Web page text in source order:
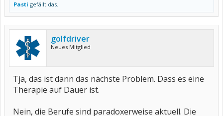
Pasti gefällt das.
golfdriver
Neues Mitglied
Tja, das ist dann das nächste Problem. Dass es eine
Therapie auf Dauer ist.
Nein, die Berufe sind paradoxerweise aktuell. Die